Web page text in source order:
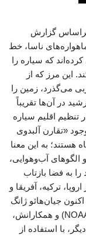
براساس گزارش
با تحلیل داده‌های ۲۵ ساله ماهواره‌های ناسا، خط
که سیاره را
این مرز که از
شرقی و ۱۵۳ درجه غربی می‌گذرد، زمین را
در آن‌ها تقریباً
اقلیم سیاره
«تقارن آلبدوی
هستند؛ به این معنا
آب‌وهوایی،
به فضا بازتاب
ترکیه، آفریقا و
جیان‌هائو ژانگ
از اداره ملی اقیانوسی و جوی ایالات متحده (NOAA) و همکارانش،
با استفاده از